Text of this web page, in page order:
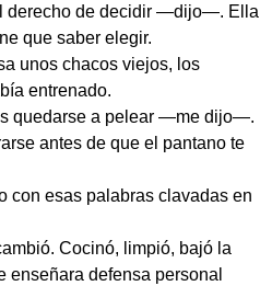
derecho de decidir —dijo—. Ella
que saber elegir.
unos chacos viejos, los
entrenado.
quedarse a pelear —me dijo—.
antes de que el pantano te
con esas palabras clavadas en
Cocinó, limpió, bajó la
enseñara defensa personal